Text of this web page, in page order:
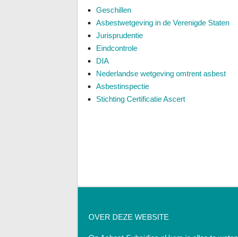
Geschillen
Asbestwetgeving in de Verenigde Staten
Jurisprudentie
Eindcontrole
DIA
Nederlandse wetgeving omtrent asbest
Asbestinspectie
Stichting Certificatie Ascert
OVER DEZE WEBSITE